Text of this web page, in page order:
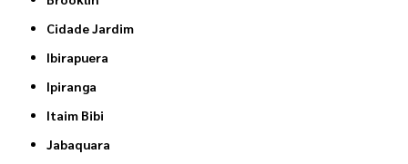
Cidade Jardim
Ibirapuera
Ipiranga
Itaim Bibi
Jabaquara